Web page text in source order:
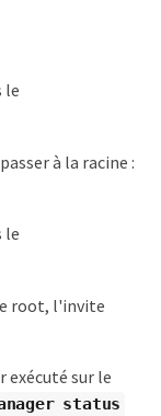
le
à la racine :
le
root, l'invite
exécuté sur le
status